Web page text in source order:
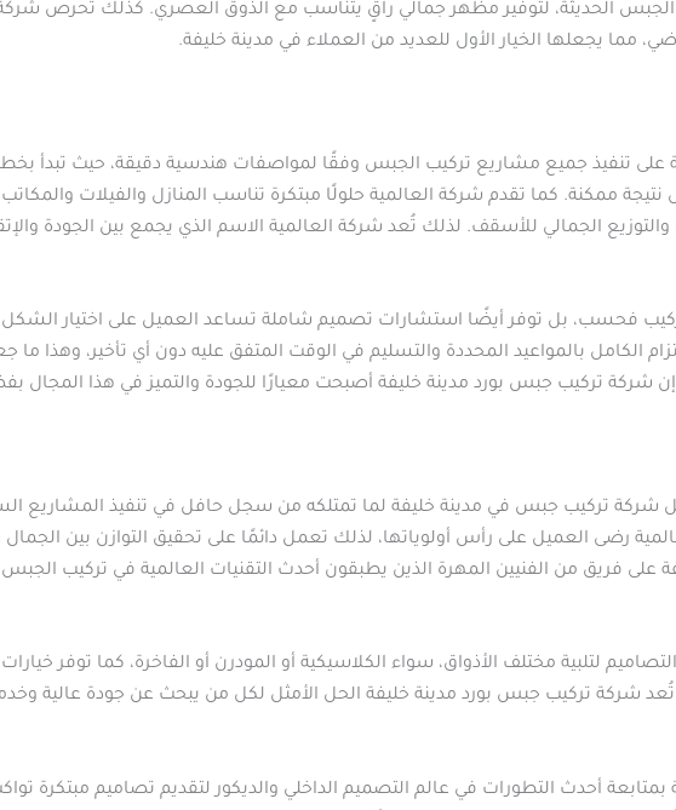
الحديثة، لتوفير مظهر جمالي راقٍ يتناسب مع الذوق العصري. كذلك تحرص
مما يجعلها الخيار الأول للعديد من العملاء في مدينة خليفة.
على تنفيذ جميع مشاريع تركيب الجبس وفقًا لمواصفات هندسية دقيقة، حيث تبدأ
ممكنة. كما تقدم شركة العالمية حلولًا مبتكرة تناسب المنازل والفيلات والمكاتب
والتوزيع الجمالي للأسقف. لذلك تُعد شركة العالمية الاسم الذي يجمع بين الجودة
فحسب، بل توفر أيضًا استشارات تصميم شاملة تساعد العميل على اختيار الشكل
الكامل بالمواعيد المحددة والتسليم في الوقت المتفق عليه دون أي تأخير، وهذا
شركة تركيب جبس بورد مدينة خليفة أصبحت معيارًا للجودة والتميز في هذا المجال
شركة تركيب جبس في مدينة خليفة لما تمتلكه من سجل حافل في تنفيذ المشاريع
رضى العميل على رأس أولوياتها، لذلك تعمل دائمًا على تحقيق التوازن بين
فريق من الفنيين المهرة الذين يطبقون أحدث التقنيات العالمية في تركيب
لتلبية مختلف الأذواق، سواء الكلاسيكية أو المودرن أو الفاخرة، كما توفر
شركة تركيب جبس بورد مدينة خليفة الحل الأمثل لكل من يبحث عن جودة عالية
أحدث التطورات في عالم التصميم الداخلي والديكور لتقديم تصاميم مبتكرة